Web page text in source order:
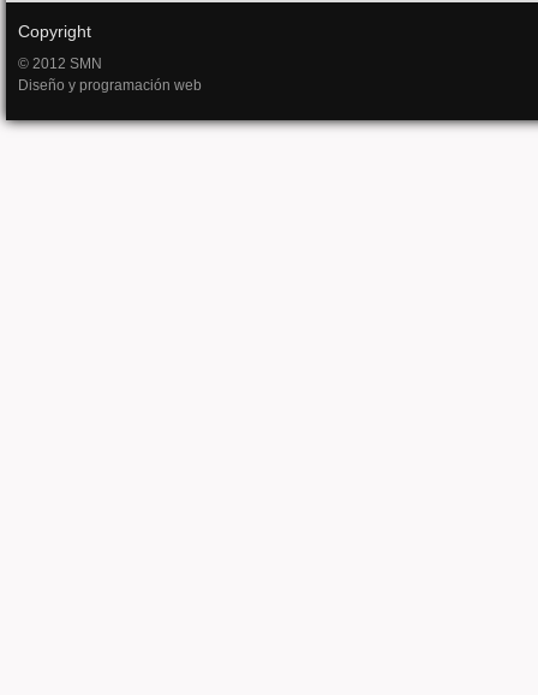
Copyright
© 2012 SMN
Diseño y programación web